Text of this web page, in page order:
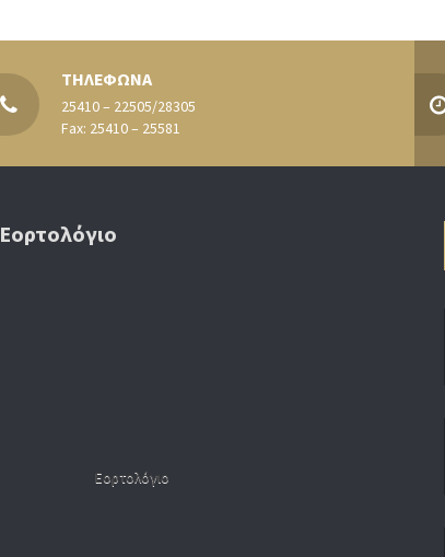
ΤΗΛΕΦΩΝΑ
25410 – 22505/28305
Fax: 25410 – 25581
Εορτολόγιο
Εορτολόγιο